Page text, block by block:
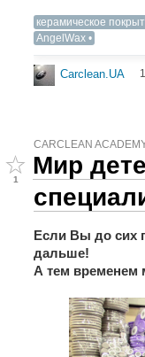
керамическое
AngelWax
Carclean.UA
CARCLEAN
1
Мир
Если Вы до сих
дальше!
А тем временем